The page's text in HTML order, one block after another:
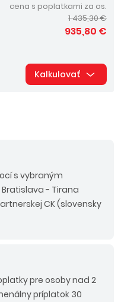
cena s poplatkami za os.
1 435,30 €
935,80 €
Kalkulovať
s vybraným
- Tirana
CK (slovensky
pre osoby nad 2
príplatok 30